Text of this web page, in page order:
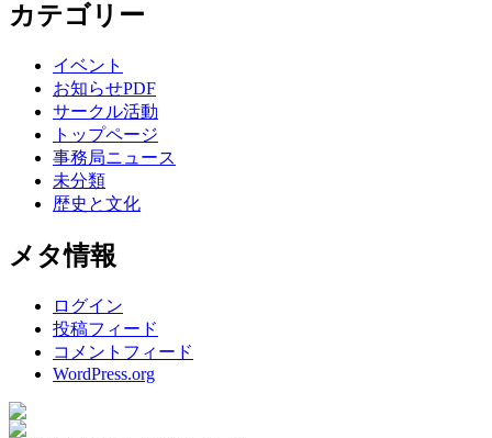
カテゴリー
イベント
お知らせPDF
サークル活動
トップページ
事務局ニュース
未分類
歴史と文化
メタ情報
ログイン
投稿フィード
コメントフィード
WordPress.org